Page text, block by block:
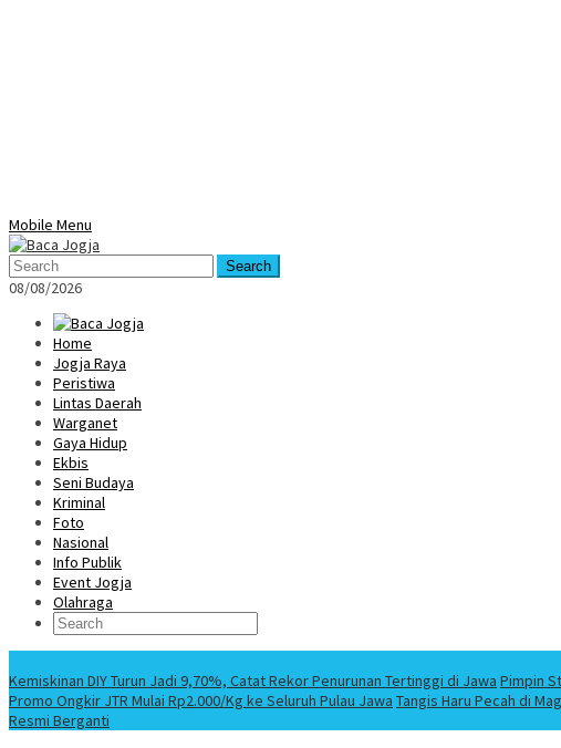
Mobile Menu
Search
08/08/2026
Home
Jogja Raya
Peristiwa
Lintas Daerah
Warganet
Gaya Hidup
Ekbis
Seni Budaya
Kriminal
Foto
Nasional
Info Publik
Event Jogja
Olahraga
Kemiskinan DIY Turun Jadi 9,70%, Catat Rekor Penurunan Tertinggi di Jawa Pimpin
Promo Ongkir JTR Mulai Rp2.000/Kg ke Seluruh Pulau Jawa Tangis Haru Pecah di
Resmi Berganti